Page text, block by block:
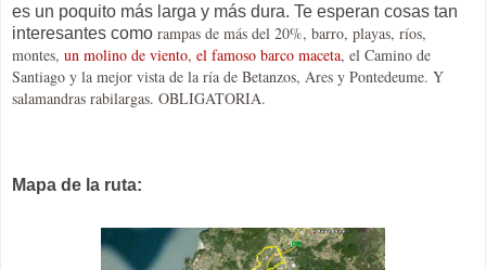
es un poquito más larga y más dura. Te esperan cosas tan
interesantes como rampas de más del 20%, barro, playas, ríos,
montes, un molino de viento, el famoso barco maceta, el Camino de
Santiago y la mejor vista de la ría de Betanzos, Ares y Pontedeume. Y
salamandras rabilargas. OBLIGATORIA.
Mapa de la ruta: